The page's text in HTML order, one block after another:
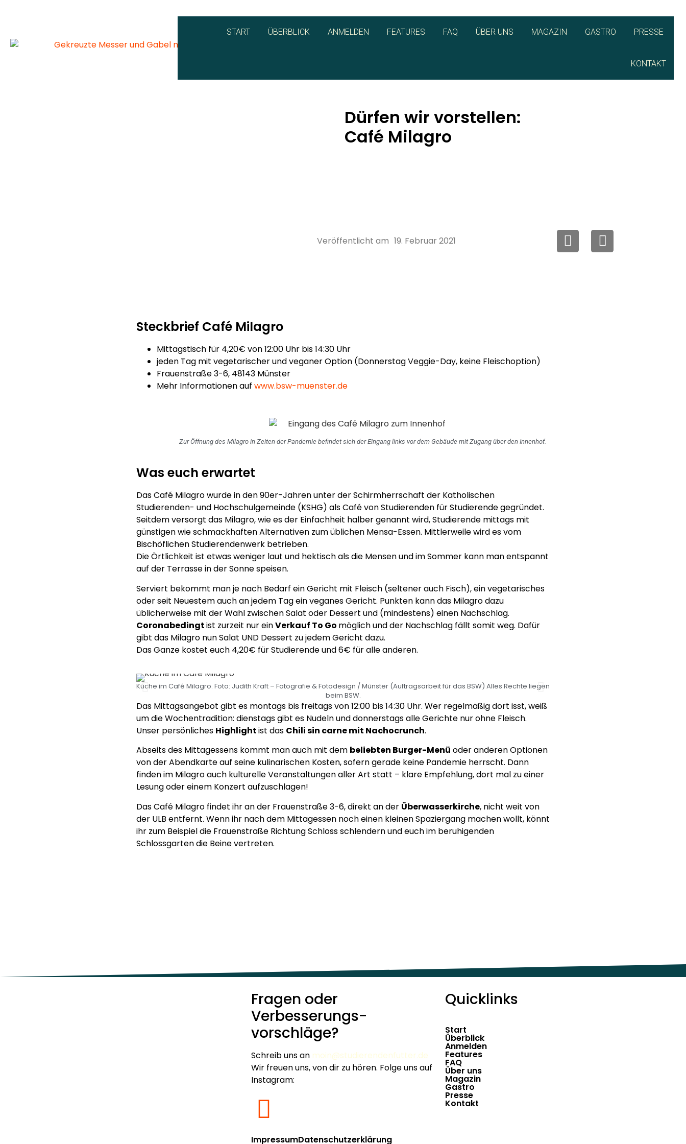
START ÜBERBLICK ANMELDEN FEATURES FAQ ÜBER UNS MAGAZIN GASTRO PRESSE
KONTAKT
Dürfen wir vorstellen:
Café Milagro
Veröffentlicht am 19. Februar 2021
Steckbrief Café Milagro
Mittagstisch für 4,20€ von 12:00 Uhr bis 14:30 Uhr
jeden Tag mit vegetarischer und veganer Option (Donnerstag Veggie-Day, keine Fleischoption)
Frauenstraße 3-6, 48143 Münster
Mehr Informationen auf www.bsw-muenster.de
Zur Öffnung des Milagro in Zeiten der Pandemie befindet sich der Eingang links vor dem Gebäude mit Zugang über den Innenhof.
Was euch erwartet
Das Café Milagro wurde in den 90er-Jahren unter der Schirmherrschaft der Katholischen
Studierenden- und Hochschulgemeinde (KSHG) als Café von Studierenden für Studierende gegründet.
Seitdem versorgt das Milagro, wie es der Einfachheit halber genannt wird, Studierende mittags mit
günstigen wie schmackhaften Alternativen zum üblichen Mensa-Essen. Mittlerweile wird es vom
Bischöflichen Studierendenwerk betrieben.
Die Örtlichkeit ist etwas weniger laut und hektisch als die Mensen und im Sommer kann man entspannt
auf der Terrasse in der Sonne speisen.
Serviert bekommt man je nach Bedarf ein Gericht mit Fleisch (seltener auch Fisch), ein vegetarisches
oder seit Neuestem auch an jedem Tag ein veganes Gericht. Punkten kann das Milagro dazu
üblicherweise mit der Wahl zwischen Salat oder Dessert und (mindestens) einen Nachschlag.
Coronabedingtist zurzeit nur einVerkauf To Go möglich und der Nachschlag fällt somit weg. Dafür
gibt das Milagro nun Salat UND Dessert zu jedem Gericht dazu.
Das Ganze kostet euch 4,20€ für Studierende und 6€ für alle anderen.
Küche im Café Milagro. Foto: Judith Kraft – Fotografie & Fotodesign / Münster (Auftragsarbeit für das BSW) Alles Rechte liegen
beim BSW.
Das Mittagsangebot gibt es montags bis freitags von 12:00 bis 14:30 Uhr. Wer regelmäßig dort isst, weiß
um die Wochentradition: dienstags gibt es Nudeln und donnerstags alle Gerichte nur ohne Fleisch.
Unser persönliches Highlightist das Chili sin carne mit Nachocrunch.
Abseits des Mittagessens kommt man auch mit dem beliebten Burger-Menü oder anderen Optionen
von der Abendkarte auf seine kulinarischen Kosten, sofern gerade keine Pandemie herrscht. Dann
finden im Milagro auch kulturelle Veranstaltungen aller Art statt – klare Empfehlung, dort mal zu einer
Lesung oder einem Konzert aufzuschlagen!
Das Café Milagro findet ihr an der Frauenstraße 3-6, direkt an der Überwasserkirche, nicht weit von
der ULB entfernt. Wenn ihr nach dem Mittagessen noch einen kleinen Spaziergang machen wollt, könnt
ihr zum Beispiel die Frauenstraße Richtung Schloss schlendern und euch im beruhigenden
Schlossgarten die Beine vertreten.
Fragen oder
Verbesserungs­­
vorschläge?
Schreib uns an moin@studierendenfutter.de
Wir freuen uns, von dir zu hören. Folge uns auf
Instagram:
ImpressumDatenschutzerklärung
Quicklinks
Start
Überblick
Anmelden
Features
FAQ
Über uns
Magazin
Gastro
Presse
Kontakt